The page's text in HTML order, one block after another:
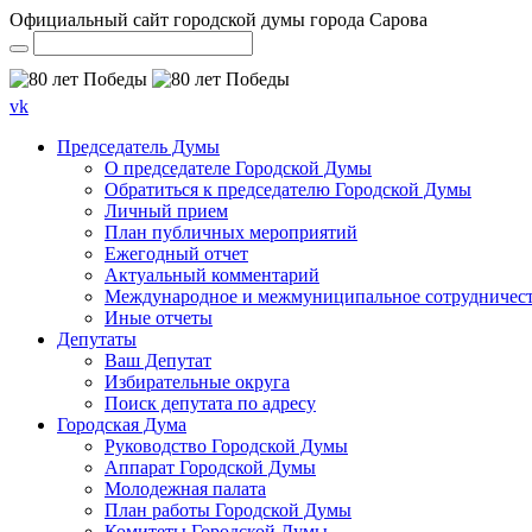
Официальный сайт городской думы города Сарова
vk
Председатель Думы
О председателе Городской Думы
Обратиться к председателю Городской Думы
Личный прием
План публичных мероприятий
Ежегодный отчет
Актуальный комментарий
Международное и межмуниципальное
Иные отчеты
Депутаты
Ваш Депутат
Избирательные округа
Поиск депутата по адресу
Городская Дума
Руководство Городской Думы
Аппарат Городской Думы
Молодежная палата
План работы Городской Думы